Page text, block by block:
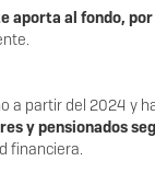
aporta al fondo,
partir del 2024 y
y pensionados
financiera.